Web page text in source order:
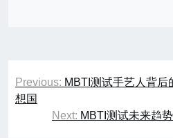
文
章
Previous: MBTI测试手艺人背后
想国
Next: MBTI测试未来趋